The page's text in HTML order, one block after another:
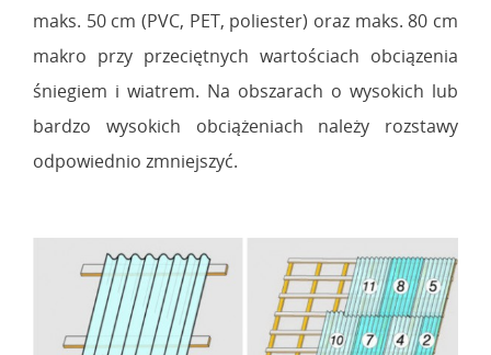
maks. 50 cm (PVC, PET, poliester) oraz maks. 80 cm
makro przy przeciętnych wartościach obciązenia
śniegiem i wiatrem. Na obszarach o wysokich lub
bardzo wysokich obciążeniach należy rozstawy
odpowiednio zmniejszyć.